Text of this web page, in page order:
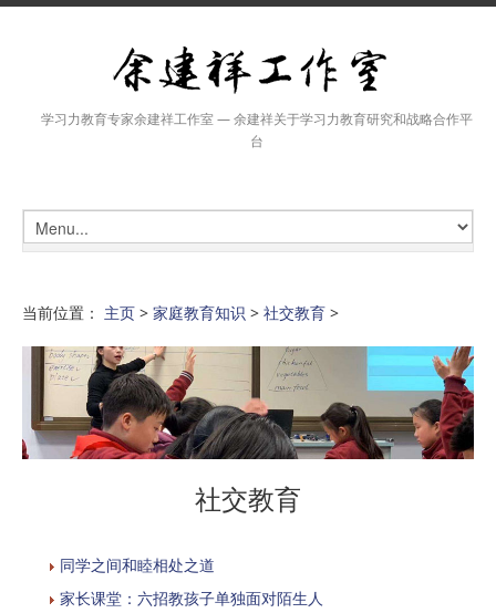
学习力教育专家余建祥工作室 — 余建祥关于学习力教育研究和战略合作平
台
当前位置： 主页 > 家庭教育知识 > 社交教育 >
社交教育
同学之间和睦相处之道
家长课堂：六招教孩子单独面对陌生人